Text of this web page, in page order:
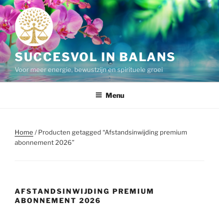
Ga
naar
de
inhoud
SUCCESVOL IN BALANS
Voor meer energie, bewustzijn en spirituele groei
Menu
Home / Producten getagged “Afstandsinwijding premium
abonnement 2026”
AFSTANDSINWIJDING PREMIUM
ABONNEMENT 2026